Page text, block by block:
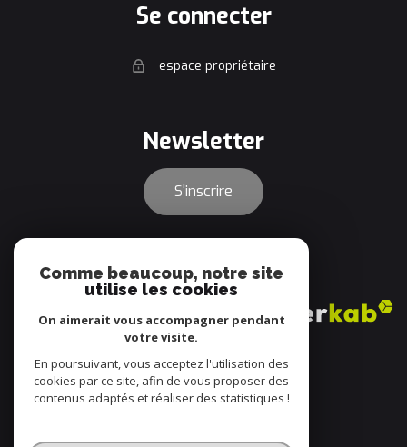
se connecter
espace propriétaire
newsletter
S'inscrire
adhérents
© 2022 Tous droits réservés
Comme beaucoup, notre site
utilise les cookies
On aimerait vous accompagner pendant
votre visite.
En poursuivant, vous acceptez l'utilisation des
cookies par ce site, afin de vous proposer des
contenus adaptés et réaliser des statistiques !